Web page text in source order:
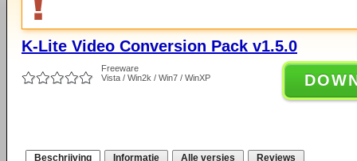
K-Lite Video Conversion Pack v1.5.0
Freeware
Vista / Win2k / Win7 / WinXP
Beschrijving Informatie Alle versies Reviews